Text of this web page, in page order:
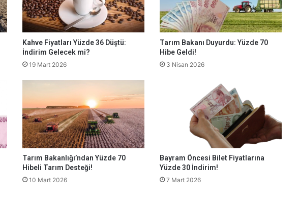
Kahve Fiyatları Yüzde 36 Düştü:
İndirim Gelecek mi?
19 Mart 2026
Tarım Bakanı Duyurdu: Yüzde 70
Hibe Geldi!
3 Nisan 2026
Tarım Bakanlığı’ndan Yüzde 70
Hibeli Tarım Desteği!
10 Mart 2026
Bayram Öncesi Bilet Fiyatlarına
Yüzde 30 İndirim!
7 Mart 2026